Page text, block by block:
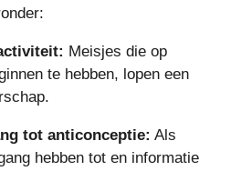
Meisjes die op
te hebben, lopen een
tot anticonceptie: Als
hebben tot en informatie